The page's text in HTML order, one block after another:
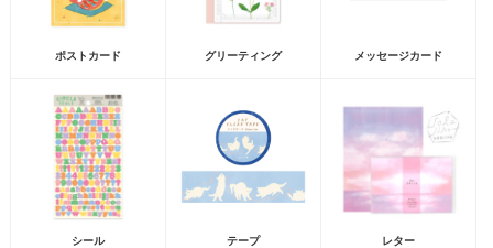
ポストカード グリーティング メッセージカード
シール テープ レター